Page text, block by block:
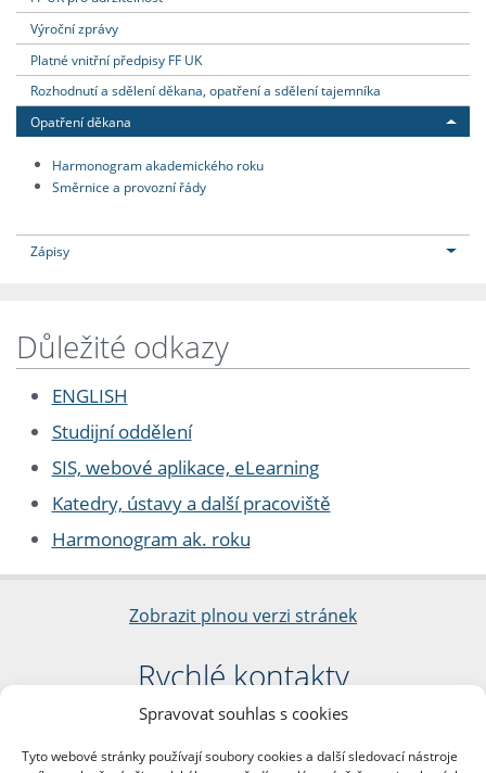
Spravovat souhlas s cookies
Tyto webové stránky používají soubory cookies a další sledovací nástroje
Výroční zprávy
Platné vnitřní předpisy FF UK
Rozhodnutí a sdělení děkana, opatření a sdělení tajemníka
Opatření děkana
Harmonogram akademického roku
Směrnice a provozní řády
Zápisy
Důležité odkazy
ENGLISH
Studijní oddělení
SIS, webové aplikace, eLearning
Katedry, ústavy a další pracoviště
Harmonogram ak. roku
Zobrazit plnou verzi stránek
Rychlé kontakty
Filozofická fakulta
nám. Jana Palacha 1/2